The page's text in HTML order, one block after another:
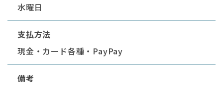
水曜日
支払方法
現金・カード各種・PayPay
備考